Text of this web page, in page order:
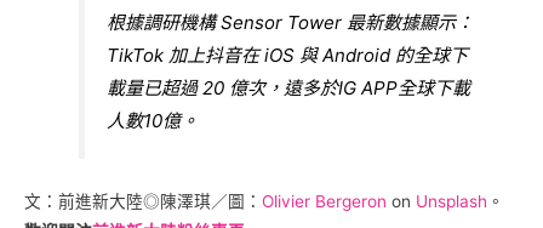
根據調研機構 Sensor Tower 最新數據顯示：
TikTok 加上抖音在 iOS 與 Android 的全球下
載量已超過 20 億次，遠多於IG APP全球下載
人數10億。
文：前進新大陸◎陳澤琪／圖： Olivier Bergeron on Unsplash 。